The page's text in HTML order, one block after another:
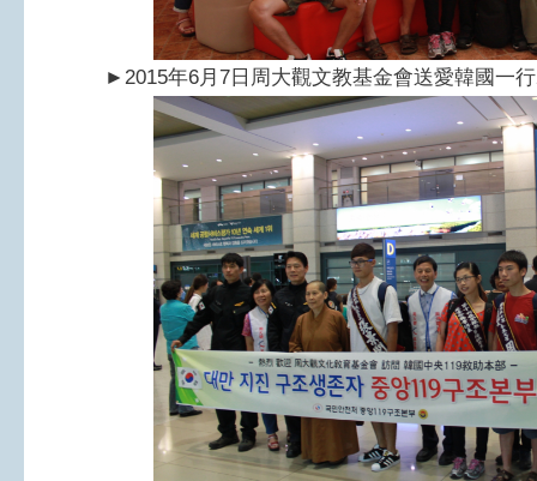
► 2015年6月7日周大觀文教基金會送愛韓國一